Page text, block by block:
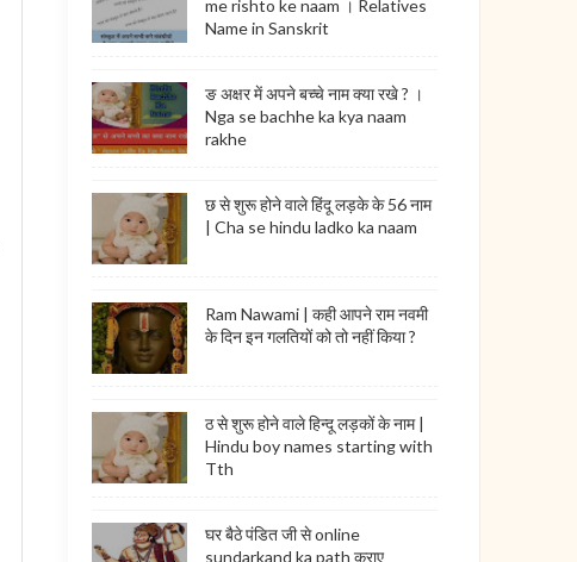
me rishto ke naam । Relatives
Name in Sanskrit
ङ अक्षर में अपने बच्चे नाम क्या रखे ? ।
Nga se bachhe ka kya naam
rakhe
छ से शुरू होने वाले हिंदू लड़के के 56 नाम
| Cha se hindu ladko ka naam
Ram Nawami | कही आपने राम नवमी
के दिन इन गलतियों को तो नहीं किया ?
ठ से शुरू होने वाले हिन्दू लड़कों के नाम |
Hindu boy names starting with
Tth
घर बैठे पंडित जी से online
sundarkand ka path कराए